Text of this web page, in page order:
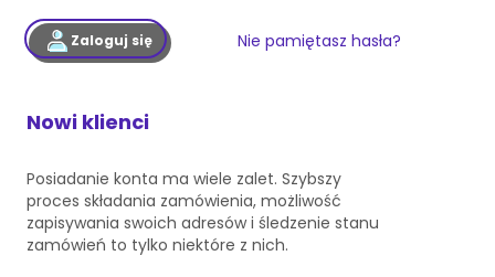
Zaloguj się Nie pamiętasz hasła?
Nowi klienci
Posiadanie konta ma wiele zalet. Szybszy
proces składania zamówienia, możliwość
zapisywania swoich adresów i śledzenie stanu
zamówień to tylko niektóre z nich.